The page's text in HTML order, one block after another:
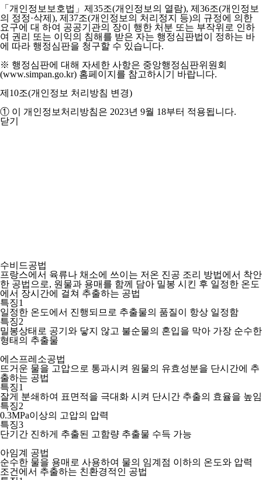
「개인정보보호법」제35조(개인정보의 열람), 제36조(개인정보
의 정정·삭제), 제37조(개인정보의 처리정지 등)의 규정에 의한
요구에 대 하여 공공기관의 장이 행한 처분 또는 부작위로 인하
여 권리 또는 이익의 침해를 받은 자는 행정심판법이 정하는 바
에 따라 행정심판을 청구할 수 있습니다.
※ 행정심판에 대해 자세한 사항은 중앙행정심판위원회
(www.simpan.go.kr) 홈페이지를 참고하시기 바랍니다.
제10조(개인정보 처리방침 변경)
① 이 개인정보처리방침은 2023년 9월 18부터 적용됩니다.
닫기
수비드공법
프랑스에서 육류나 채소에 쓰이는 저온 진공 조리 방법에서 착안
한 공법으로, 원물과 용매를 함께 담아 밀봉 시킨 후 일정한 온도
에서 장시간에 걸쳐 추출하는 공법
특징1
일정한 온도에서 진행되므로 추출물의 품질이 항상 일정함
특징2
밀봉상태로 공기와 닿지 않고 불순물의 혼입을 막아 가장 순수한
형태의 추출물
에스프레소공법
뜨거운 물을 고압으로 통과시켜 원물의 유효성분을 단시간에 추
출하는 공법
특징1
잘게 분쇄하여 표면적을 극대화 시켜 단시간 추출의 효율을 높임
특징2
0.3MPa이상의 고압의 압력
특징3
단기간 진하게 추출된 고함량 추출물 수득 가능
아임계 공법
순수한 물을 용매로 사용하여 물의 임계점 이하의 온도와 압력
조건에서 추출하는 친환경적인 공법